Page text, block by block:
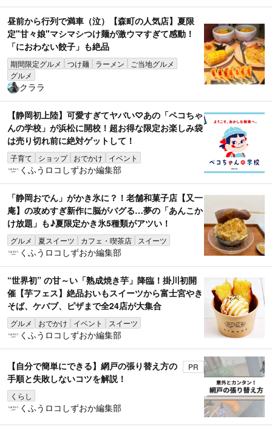
昼前から行列で満車（泣）【森町の人気店】夏限
定"甘々娘"マシマシつけ麺が激ウマすぎて感動！
「におわない餃子」も絶品
期間限定グルメ つけ麺 ラーメン
ご当地グルメ
グルメ
クララ
【静岡初上陸】可愛すぎてヤバい♡あの「ペコちゃ
んの学校」が浜松に開校！超お得な限定お楽しみ袋
は売り切れ前に絶対ゲットして！
子育て ショップ おでかけ イベント
くふうロコしずおか編集部
「静岡おでん」がかき氷に？！老舗和菓子店【又一
庵】の攻めすぎ新作に脳がバグる…夢の「あんこか
け放題」も♪夏限定かき氷5種類がアツい！
グルメ 夏スイーツ カフェ・喫茶店 スイーツ
くふうロコしずおか編集部
“世界初” の甘～い「熟成焼き芋」降臨！掛川初開
催【芋フェス】絶品おいもスイーツから富士宮やき
そば、ケバブ、ピザまで全24店が大集合
グルメ おでかけ イベント スイーツ
くふうロコしずおか編集部
【自分で簡単にできる】網戸の張り替え方の
手順と失敗しないコツを解説！
くらし
PR
くふうロコしずおか編集部